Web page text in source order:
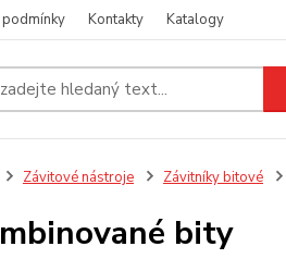
Kontakty Katalogy
Závitové nástroje Závitníky bitové
bity